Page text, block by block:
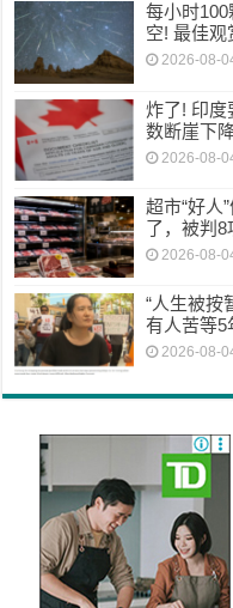
每小时
空! 最佳观
2026-08-
炸了! 印度
数断崖下
2026-08-
超市“好人
了，被判8
2026-08-
“人生被按
有人苦等5
2026-08-